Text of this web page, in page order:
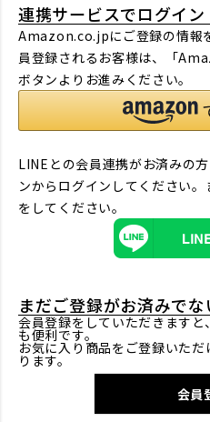
連携サービスでログイ
Amazon.co.jpにご登録の情報
員登録されるお客様は、「
ボタンよりお進みください。
LINEとの会員連携がお済みの
ンからログインしてください。
をしてください。
まだご登録がお済みで
会員登録をしていただきます
も便利です。
お気に入り商品をご登録いた
ります。
会員